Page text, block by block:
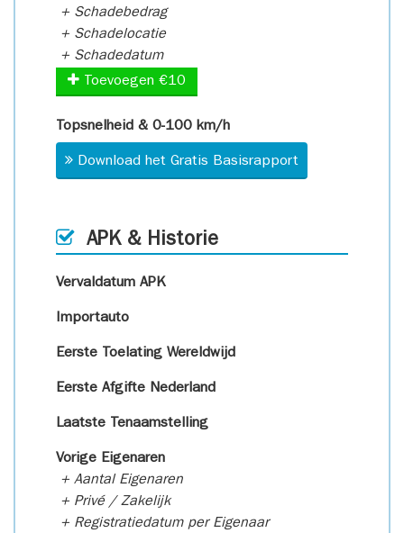
+ Schadebedrag
+ Schadelocatie
+ Schadedatum
Toevoegen €10
Topsnelheid & 0-100 km/h
Download het Gratis Basisrapport
APK & Historie
Vervaldatum APK
Importauto
Eerste Toelating Wereldwijd
Eerste Afgifte Nederland
Laatste Tenaamstelling
Vorige Eigenaren
+ Aantal Eigenaren
+ Privé / Zakelijk
+ Registratiedatum per Eigenaar